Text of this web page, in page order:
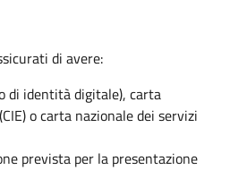
di avere:
di identità digitale), carta
o carta nazionale dei servizi
prevista per la presentazione